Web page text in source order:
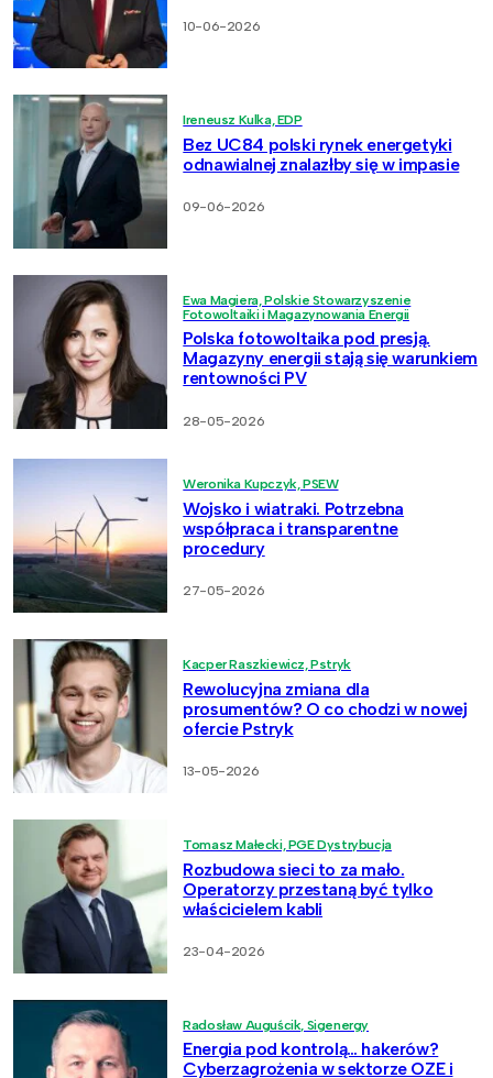
10-06-2026
Ireneusz Kulka, EDP
Bez UC84 polski rynek energetyki
odnawialnej znalazłby się w impasie
09-06-2026
Ewa Magiera, Polskie Stowarzyszenie
Fotowoltaiki i Magazynowania Energii
Polska fotowoltaika pod presją.
Magazyny energii stają się warunkiem
rentowności PV
28-05-2026
Weronika Kupczyk, PSEW
Wojsko i wiatraki. Potrzebna
współpraca i transparentne
procedury
27-05-2026
Kacper Raszkiewicz, Pstryk
Rewolucyjna zmiana dla
prosumentów? O co chodzi w nowej
ofercie Pstryk
13-05-2026
Tomasz Małecki, PGE Dystrybucja
Rozbudowa sieci to za mało.
Operatorzy przestaną być tylko
właścicielem kabli
23-04-2026
Radosław Auguścik, Sigenergy
Energia pod kontrolą… hakerów?
Cyberzagrożenia w sektorze OZE i